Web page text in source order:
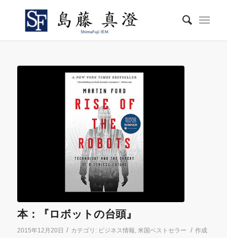
本：『ロボットの台頭』
2015年12月20日 / カテゴリ: ビジネス情報 米国ベストセラー / 作成